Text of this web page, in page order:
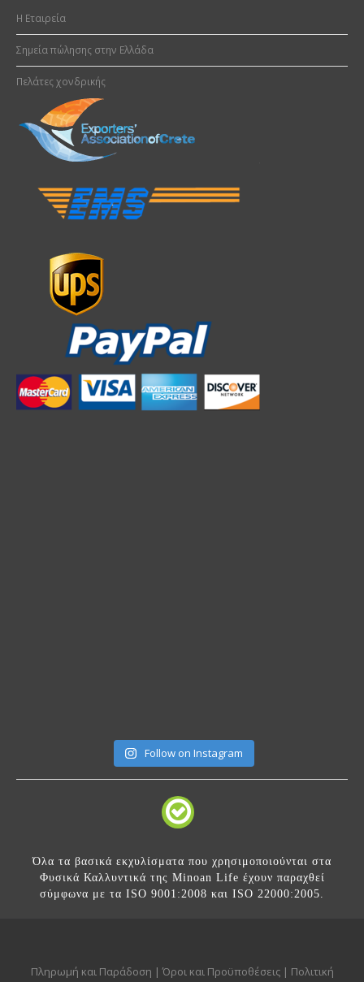
H Εταιρεία
Σημεία πώλησης στην Ελλάδα
Πελάτες χονδρικής
Follow on Instagram
Όλα τα βασικά εκχυλίσματα που χρησιμοποιούνται στα
Φυσικά Καλλυντικά της Minoan Life έχουν παραχθεί
σύμφωνα με τα ISO 9001:2008 και ISO 22000:2005.
Πληρωμή και Παράδοση |Όροι και Προϋποθέσεις| Πολιτική